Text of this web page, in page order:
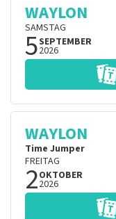
WAYLON
SAMSTAG
5SEPTEMBER
2026
WAYLON
Time Jumper
FREITAG
2OKTOBER
2026